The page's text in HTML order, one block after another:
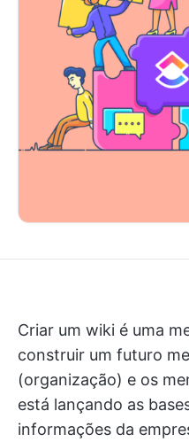
Criar um wiki é uma
construir um futuro
(organização) e os
está lançando as
informações da